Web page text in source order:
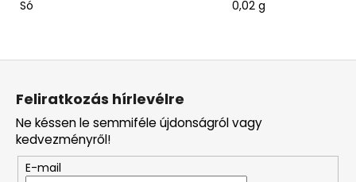
Só 0,02 g
Feliratkozás hírlevélre
Ne késsen le semmiféle újdonságról vagy
kedvezményről!
E-mail